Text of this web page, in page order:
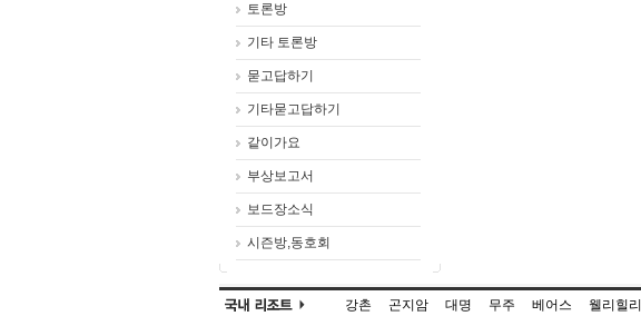
토론방
기타 토론방
묻고답하기
기타묻고답하기
같이가요
부상보고서
보드장소식
시즌방,동호회
강촌 곤지암 대명 무주 베어스 웰리힐리